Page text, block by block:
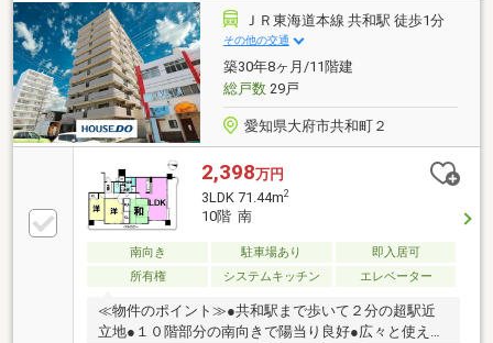
ＪＲ東海道本線 共和駅 徒歩1分
その他の交通
築30年8ヶ月/11階建
総戸数29戸
愛知県大府市共和町２
2,398万円
3LDK 71.44m2
10階 南
南向き 駐車場あり
即入居可
所有権
システムキッチン エレベーター
≪物件のポイント≫●共和駅まで歩いて２分の超駅近
立地●１０階部分の南向きで陽当り良好●広々と使える